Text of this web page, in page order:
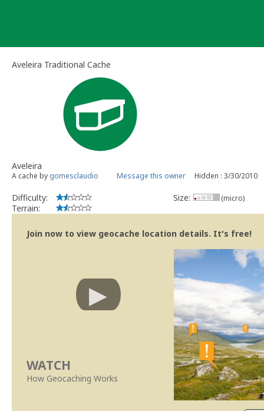
Aveleira Traditional Cache
Aveleira
A cache by gomesclaudio Message this owner Hidden : 3/30/2010
Difficulty:
Terrain:
Size: (micro)
Join now to view geocache location details. It's free!
WATCH
How Geocaching Works